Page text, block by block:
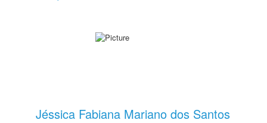
Jéssica Fabiana Mariano dos Santos